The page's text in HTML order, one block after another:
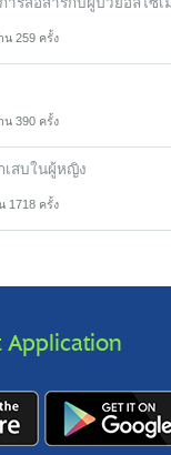
น 259 ครั้ง
น 390 ครั้ง
เสบในผู้หญิง
1718 ครั้ง
Application